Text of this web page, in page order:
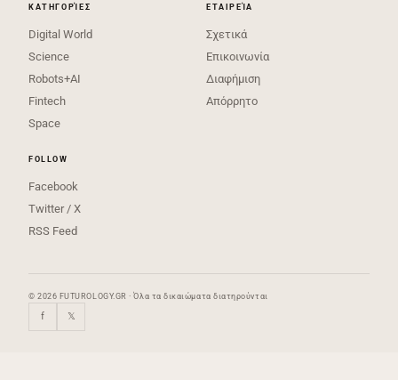
ΚΑΤΗΓΟΡΊΕΣ
Digital World
Science
Robots+AI
Fintech
Space
ΕΤΑΙΡΕΊΑ
Σχετικά
Επικοινωνία
Διαφήμιση
Απόρρητο
FOLLOW
Facebook
Twitter / X
RSS Feed
© 2026 FUTUROLOGY.GR · Όλα τα δικαιώματα διατηρούνται
f 𝕏